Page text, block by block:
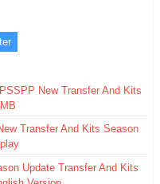
New Transfer And Kits
Transfer And Kits Season
Update Transfer And Kits